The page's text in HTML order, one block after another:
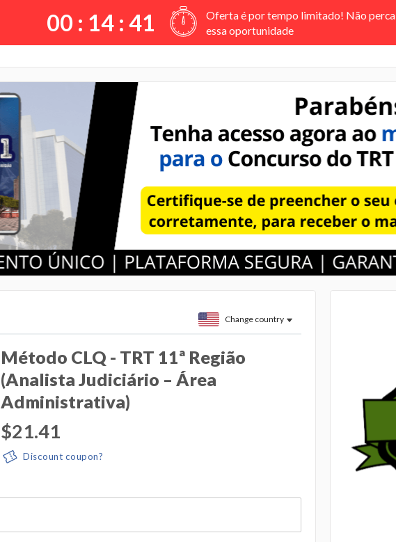
00 : 14: 41
Oferta é por tempo limitado! Não perca
essa oportunidade
Change country
Método CLQ - TRT 11ª Região
(Analista Judiciário – Área
Administrativa)
$21.41
Discount coupon?